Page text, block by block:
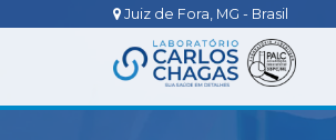
Juiz de Fora, MG - Brasil